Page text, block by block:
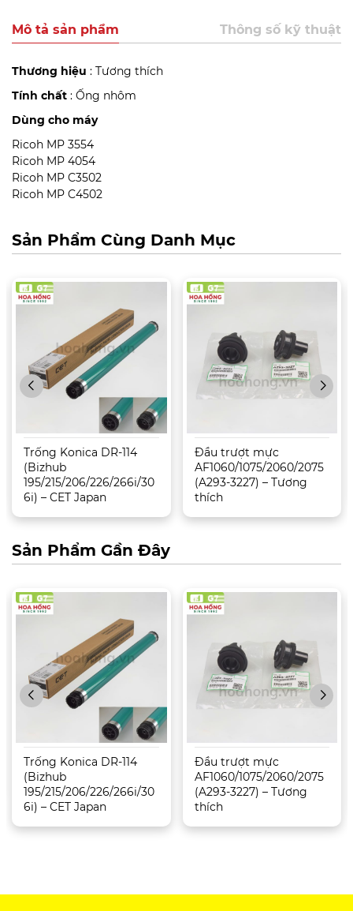
Mô tả sản phẩm Thông số kỹ thuật
Thương hiệu : Tương thích
Tính chất : Ống nhôm
Dùng cho máy
Ricoh MP 3554
Ricoh MP 4054
Ricoh MP C3502
Ricoh MP C4502
Sản Phẩm Cùng Danh Mục
Trống Konica DR-114
(Bizhub
195/215/206/226/266i/30
6i) – CET Japan
Đầu trượt mực
AF1060/1075/2060/2075
(A293-3227) – Tương
thích
Sản Phẩm Gần Đây
Trống Konica DR-114
(Bizhub
195/215/206/226/266i/30
6i) – CET Japan
Đầu trượt mực
AF1060/1075/2060/2075
(A293-3227) – Tương
thích